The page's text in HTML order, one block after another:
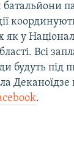
у
Всі
будуть під
.